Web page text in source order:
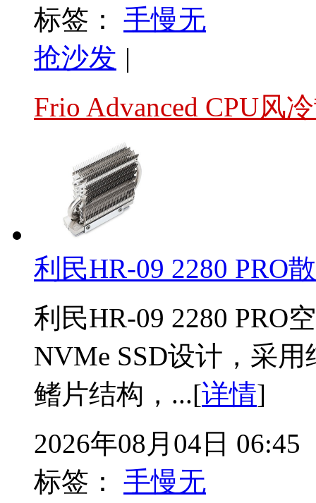
标签：
手慢无
抢沙发 |
Frio Advanced CPU风
利民HR-09 2280 PRO
利民HR-09 2280 PRO
NVMe SSD设计，采
鳍片结构，...[详情]
2026年08月04日 06:45
标签：
手慢无